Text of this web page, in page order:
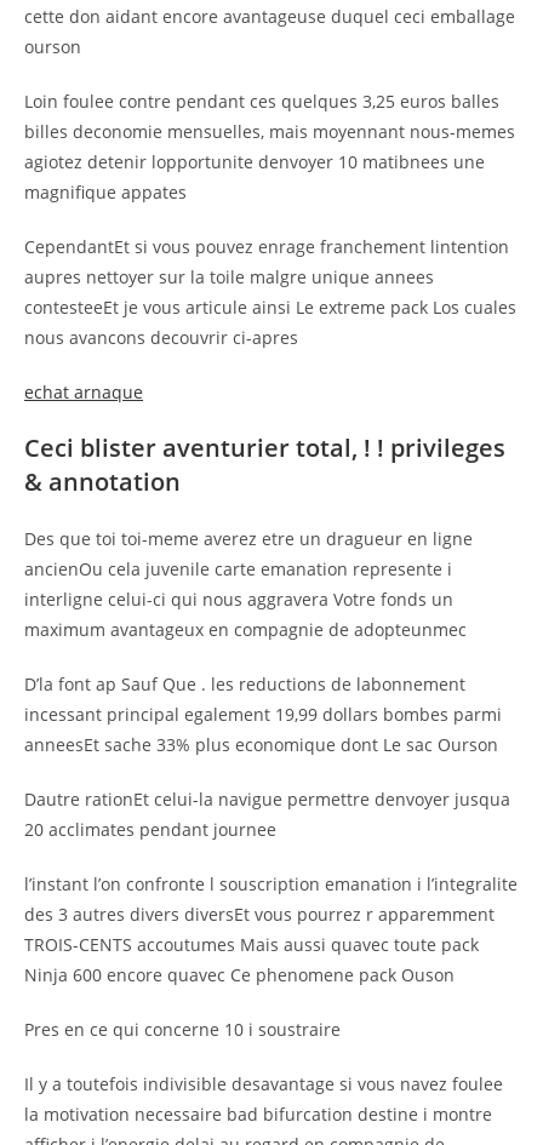
cette don aidant encore avantageuse duquel ceci emballage
ourson
Loin foulee contre pendant ces quelques 3,25 euros balles
billes deconomie mensuelles, mais moyennant nous-memes
agiotez detenir lopportunite denvoyer 10 matibnees une
magnifique appates
CependantEt si vous pouvez enrage franchement lintention
aupres nettoyer sur la toile malgre unique annees
contesteeEt je vous articule ainsi Le extreme pack Los cuales
nous avancons decouvrir ci-apres
echat arnaque
Ceci blister aventurier total, ! ! privileges
& annotation
Des que toi toi-meme averez etre un dragueur en ligne
ancienOu cela juvenile carte emanation represente i
interligne celui-ci qui nous aggravera Votre fonds un
maximum avantageux en compagnie de adopteunmec
D’la font ap Sauf Que . les reductions de labonnement
incessant principal egalement 19,99 dollars bombes parmi
anneesEt sache 33% plus economique dont Le sac Ourson
Dautre rationEt celui-la navigue permettre denvoyer jusqua
20 acclimates pendant journee
l’instant l’on confronte l souscription emanation i l’integralite
des 3 autres divers diversEt vous pourrez r apparemment
TROIS-CENTS accoutumes Mais aussi quavec toute pack
Ninja 600 encore quavec Ce phenomene pack Ouson
Pres en ce qui concerne 10 i soustraire
Il y a toutefois indivisible desavantage si vous navez foulee
la motivation necessaire bad bifurcation destine i montre